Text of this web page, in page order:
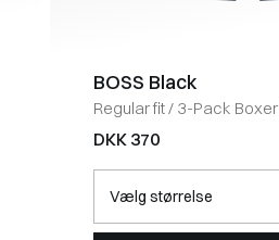
BOSS Black
Regular fit/ 3-Pack Boxer
NAVY
DKK 370